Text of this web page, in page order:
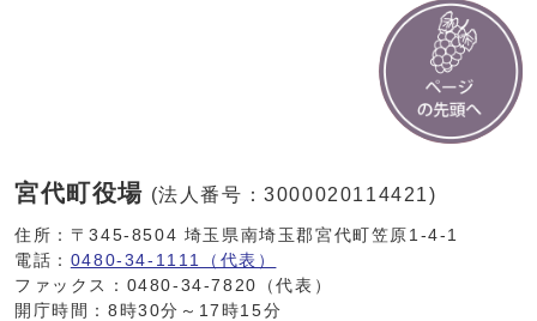
宮代町役場 (法人番号：3000020114421)
住所：〒345-8504 埼玉県南埼玉郡宮代町笠原1-4-1
電話： 0480-34-1111（代表）
ファックス：0480-34-7820（代表）
開庁時間：8時30分～17時15分